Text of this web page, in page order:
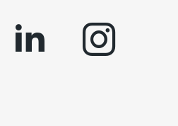
linkedin instagram